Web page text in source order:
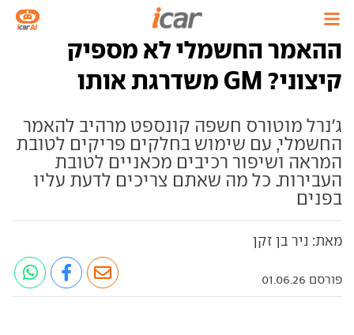
ההאמר החשמלי לא מספיק
קיצוני? GM משדרגת אותו
ג'נרל מוטורס חשפה קונספט מרהיב להאמר
החשמלי, עם שימוש בחלקים פריקים לטובת
המראה ושיפור רכיבים מכאניים לטובת
העבירות. כל מה שאתם צריכים לדעת עליו
בפנים
מאת: ניר בן זקן
פורסם 01.06.26